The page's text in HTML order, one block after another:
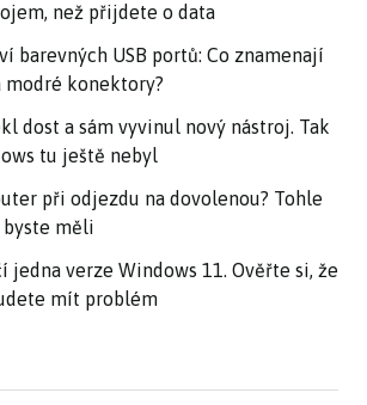
než přijdete o data
barevných USB portů: Co znamenají
modré konektory?
dost a sám vyvinul nový nástroj. Tak
tu ještě nebyl
při odjezdu na dovolenou? Tohle
byste měli
jedna verze Windows 11. Ověřte si, že
mít problém